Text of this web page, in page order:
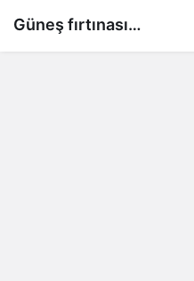
Güneş fırtınası